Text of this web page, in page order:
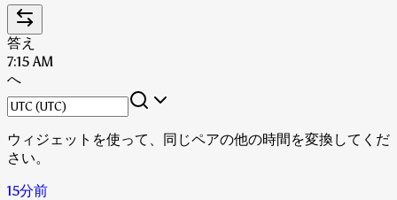
答え
7:15 AM
へ
ウィジェットを使って、同じペアの他の時間を変換してくだ
さい。
15分前